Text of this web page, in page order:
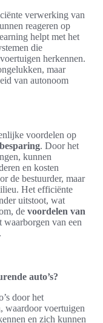
verwerking van
reageren op
helpt met het
die
herkennen.
maar
van autonoom
voordelen op
. Door het
kunnen
en kosten
de bestuurder, maar
Het efficiënte
uitstoot, wat
de voordelen van
van een
auto’s?
door het
waardoor voertuigen
en zich kunnen